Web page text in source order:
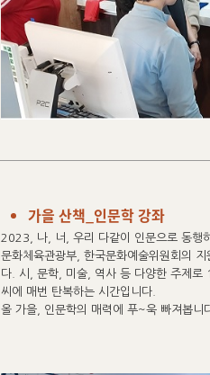
가을 산책_인문학 강좌
2023, 나, 너, 우리 다같이 인문으로 동행
문화체육관광부, 한국문화예술위원회의
다. 시, 문학, 미술, 역사 등 다양한 주제로
씨에 매번 탄복하는 시간입니다.
올 가을, 인문학의 매력에 푸~욱 빠져봅니